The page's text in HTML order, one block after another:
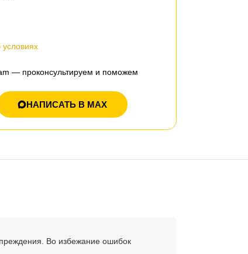
— проконсультируем и поможем
НАПИСАТЬ В MAX
Во избежание ошибок